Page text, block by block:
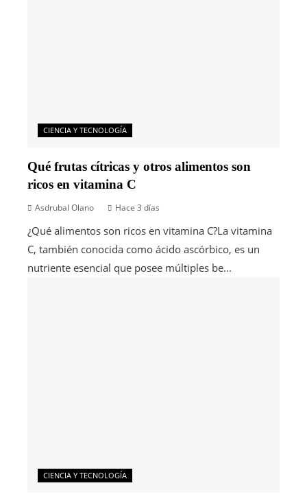
CIENCIA Y TECNOLOGÍA
Qué frutas cítricas y otros alimentos son
ricos en vitamina C
Asdrubal Olano Hace 3 días
¿Qué alimentos son ricos en vitamina C?La vitamina
C, también conocida como ácido ascórbico, es un
nutriente esencial que posee múltiples be...
CIENCIA Y TECNOLOGÍA